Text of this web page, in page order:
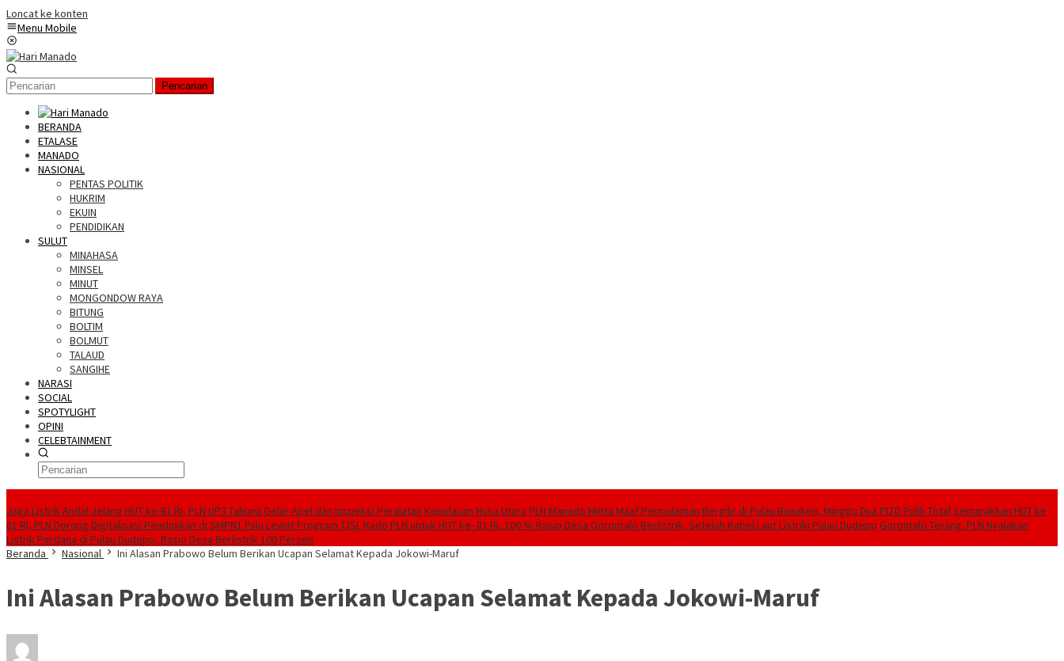
Loncat ke konten
Menu Mobile
Pencarian
BERANDA
ETALASE
MANADO
NASIONAL
PENTAS POLITIK
HUKRIM
EKUIN
PENDIDIKAN
SULUT
MINAHASA
MINSEL
MINUT
MONGONDOW RAYA
BITUNG
BOLTIM
BOLMUT
TALAUD
SANGIHE
NARASI
SOCIAL
SPOTYLIGHT
OPINI
CELEBTAINMENT
Jaga Listrik Andal Jelang HUT ke-81 RI, PLN UP3 Tahuna Gelar Apel dan Inspeksi Peralatan Kepulauan Nusa Utara PLN Manado Minta Maaf Pemadaman Bergilir di Pulau Bunaken, Minggu Dua PLTD Pulih TotalSemarakkan HUT ke
81 RI, PLN Dorong Digitalisasi Pendidikan di SMPN1 Palu Lewat Program TJSLKado PLN untuk HUT ke- 81 RI, 100 % Rasio Desa Gorontalo Berlistrik, Setelah Kabel Laut Listriki Pulau Dudepo Gorontalo Terang. PLN Nyalakan
Listrik Perdana di Pulau Dudepo, Rasio Desa Berlistrik 100 Persen
Beranda
Nasional Ini Alasan Prabowo Belum Berikan Ucapan Selamat Kepada Jokowi-Maruf
Ini Alasan Prabowo Belum Berikan Ucapan Selamat Kepada Jokowi-Maruf